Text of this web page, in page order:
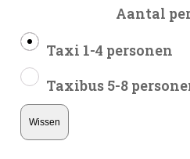
Aantal
Taxi 1-4 personen
Taxibus 5-8
Wissen